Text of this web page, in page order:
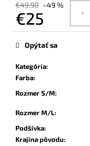
€49,90 –49 %
€25
Jednotková
Kategória:
Farba:
Rozmer S/M:
Rozmer M/L:
Podšívka:
Krajina pôvodu:
Opýtať sa